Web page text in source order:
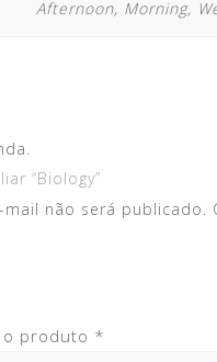
Afternoon, Morning,
“Biology”
não será publicado.
o produto *